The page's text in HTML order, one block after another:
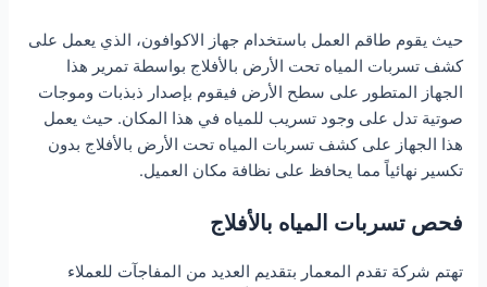
حيث يقوم طاقم العمل باستخدام جهاز الاكوافون، الذي يعمل على
كشف تسربات المياه تحت الأرض بالأفلاج بواسطة تمرير هذا
الجهاز المتطور على سطح الأرض فيقوم بإصدار ذبذبات وموجات
صوتية تدل على وجود تسريب للمياه في هذا المكان. حيث يعمل
هذا الجهاز على كشف تسربات المياه تحت الأرض بالأفلاج بدون
تكسير نهائياً مما يحافظ على نظافة مكان العميل.
فحص تسربات المياه بالأفلاج
تهتم شركة تقدم المعمار بتقديم العديد من المفاجآت للعملاء